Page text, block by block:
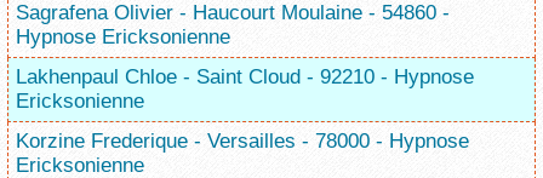
Sagrafena Olivier - Haucourt Moulaine - 54860 -
Hypnose Ericksonienne
Lakhenpaul Chloe - Saint Cloud - 92210 - Hypnose
Ericksonienne
Korzine Frederique - Versailles - 78000 - Hypnose
Ericksonienne